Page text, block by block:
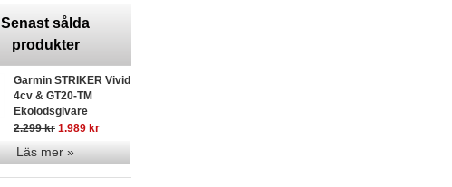
Senast sålda
produkter
Garmin STRIKER Vivid
4cv & GT20-TM
Ekolodsgivare
2.299 kr 1.989 kr
Läs mer »